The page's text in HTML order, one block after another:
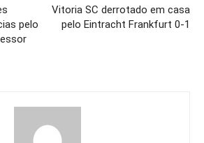
pelo
Vitoria SC derrotado em casa
pelo Eintracht Frankfurt 0-1